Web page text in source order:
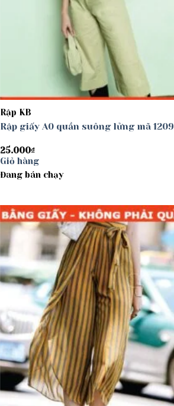
Rập KB
Rập giấy A0 quần suông lửng mã 1209
25.000₫
Giỏ hàng
Đang bán chạy
Add to
wishlist